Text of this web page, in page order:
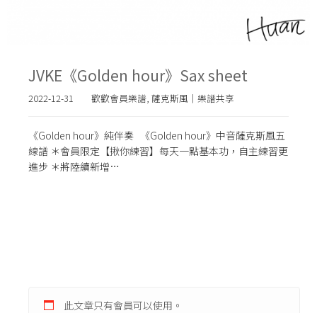
JVKE《Golden hour》Sax sheet
2022-12-31 歡歡會員樂譜, 薩克斯風｜樂譜共享
《Golden hour》純伴奏 《Golden hour》中音薩克斯風五
線譜 ＊會員限定【揪你練習】每天一點基本功，自主練習更
進步 ＊將陸續新增…
此文章只有會員可以使用。